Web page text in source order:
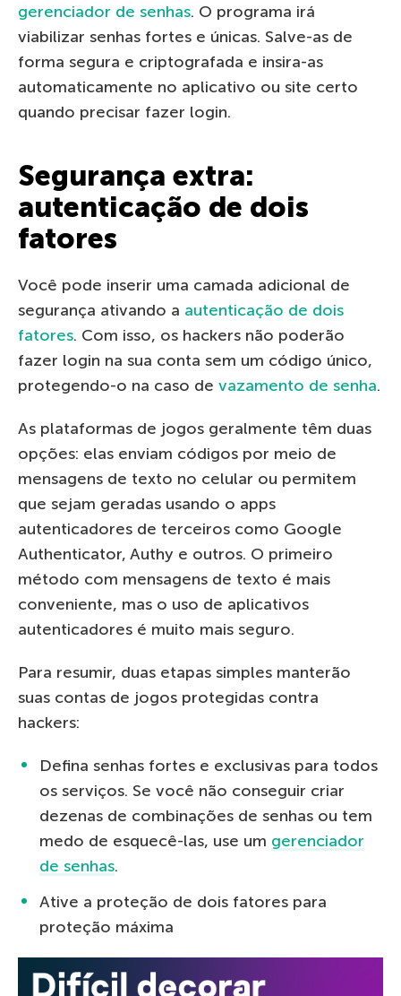
gerenciador de senhas. O programa irá
viabilizar senhas fortes e únicas. Salve-as de
forma segura e criptografada e insira-as
automaticamente no aplicativo ou site certo
quando precisar fazer login.
Segurança extra:
autenticação de dois
fatores
Você pode inserir uma camada adicional de
segurança ativando a autenticação de dois
fatores. Com isso, os hackers não poderão
fazer login na sua conta sem um código único,
protegendo-o na caso de vazamento de senha.
As plataformas de jogos geralmente têm duas
opções: elas enviam códigos por meio de
mensagens de texto no celular ou permitem
que sejam geradas usando o apps
autenticadores de terceiros como Google
Authenticator, Authy e outros. O primeiro
método com mensagens de texto é mais
conveniente, mas o uso de aplicativos
autenticadores é muito mais seguro.
Para resumir, duas etapas simples manterão
suas contas de jogos protegidas contra
hackers:
Defina senhas fortes e exclusivas para todos
os serviços. Se você não conseguir criar
dezenas de combinações de senhas ou tem
medo de esquecê-las, use um gerenciador
de senhas.
Ative a proteção de dois fatores para
proteção máxima